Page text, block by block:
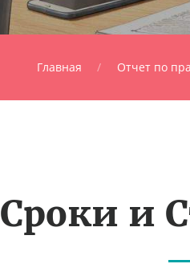
Главная Отчет по
Сроки и